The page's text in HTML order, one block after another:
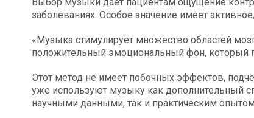
заболеваниях. Особое значение имеет
«Музыка стимулирует множество областей
положительный эмоциональный фон, который
Этот метод не имеет побочных эффектов,
уже используют музыку как дополнительный
научными данными, так и практическим